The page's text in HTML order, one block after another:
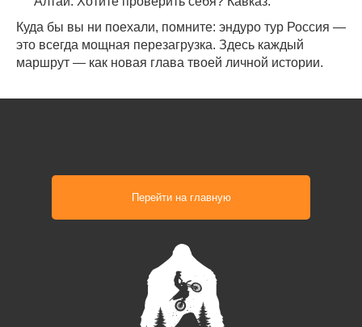
Куда бы вы ни поехали, помните: эндуро тур Россия —
это всегда мощная перезагрузка. Здесь каждый
маршрут — как новая глава твоей личной истории.
Перейти на главную